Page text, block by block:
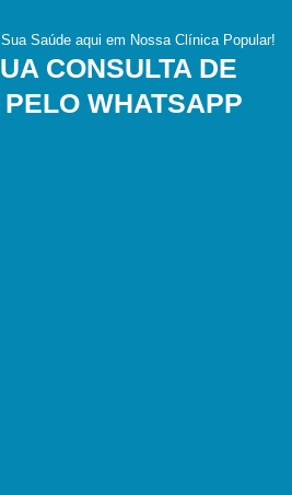
Saúde aqui em Nossa Clínica Popular!
CONSULTA DE
WHATSAPP​